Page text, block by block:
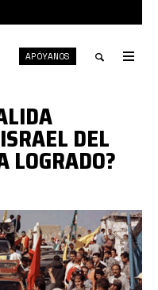
APÓYANOS
DEL
LOGRADO?